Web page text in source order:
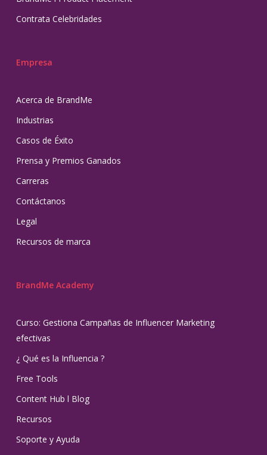
Contrata Celebridades
Empresa
Acerca de BrandMe
Industrias
Casos de Éxito
Prensa y Premios Ganados
Carreras
Contáctanos
Legal
Recursos de marca
BrandMe Academy
Curso: Gestiona Campañas de Influencer Marketing
efectivas
¿ Qué es la Influencia ?
Free Tools
Content Hub l Blog
Recursos
Soporte y Ayuda